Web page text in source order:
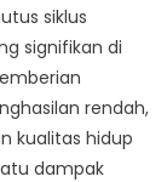
siklus
signifikan di
rendah,
kualitas hidup
dampak